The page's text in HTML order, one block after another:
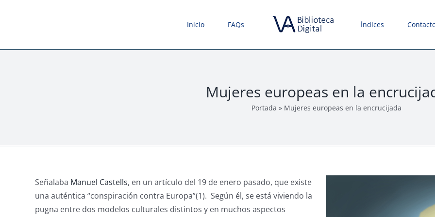
Inicio FAQs Índices
Mujeres europeas en la
Portada » Mujeres europeas en la encrucijada
Señalaba Manuel Castells, en un artículo del 19 de enero pasado, que existe
una auténtica “conspiración contra Europa”(1). Según él, se está viviendo la
pugna entre dos modelos culturales distintos y en muchos aspectos